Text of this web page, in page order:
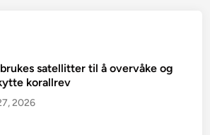
satellitter til å overvåke og
korallrev
2026